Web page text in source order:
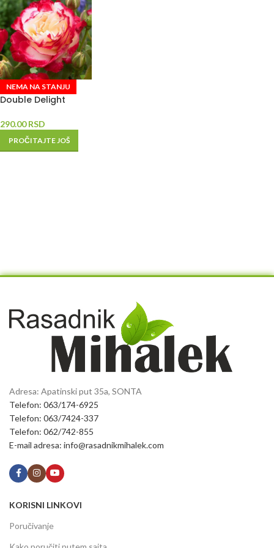
NEMA NA STANJU
Double Delight
290.00RSD
PROČITAJTE JOŠ
Adresa: Apatinski put 35a, SONTA
Telefon: 063/174-6925
Telefon: 063/7424-337
Telefon: 062/742-855
E-mail adresa: info@rasadnikmihalek.com
KORISNI LINKOVI
Poručivanje